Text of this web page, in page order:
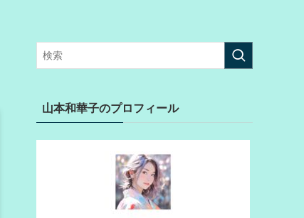
山本和華子のプロフィール